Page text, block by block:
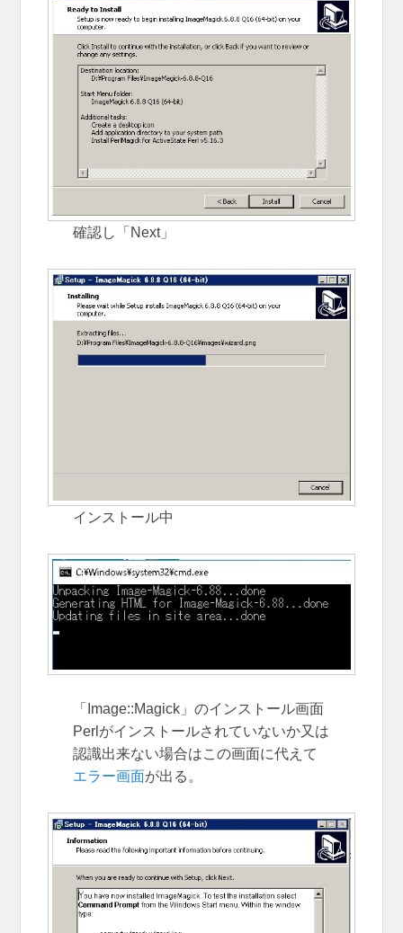
確認し「Next」
インストール中
「Image::Magick」のインストール画面
Perlがインストールされていないか又は
認識出来ない場合はこの画面に代えて
エラー画面が出る。